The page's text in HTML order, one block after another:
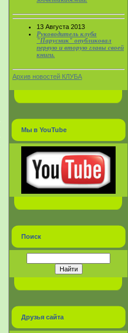
13 Августа 2013
Руководитель клуба
"Парусник" опубликовал
первую и вторую главы своей
книги.
Архив новостей КЛУБА
Мы в YouTube
Поиск
Друзья сайта